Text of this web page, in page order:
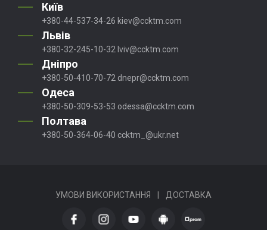
Київ
+380-44-537-34-26 kiev@ccktm.com
Львів
+380-32-245-10-32 lviv@ccktm.com
Дніпро
+380-50-410-70-72 dnepr@ccktm.com
Одеса
+380-50-309-53-53 odessa@ccktm.com
Полтава
+380-50-364-06-40 ccktm_@ukr.net
УМОВИ ВИКОРИСТАННЯ ДОСТАВКА